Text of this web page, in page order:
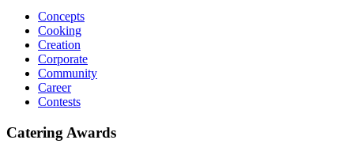
Concepts
Cooking
Creation
Corporate
Community
Career
Contests
Catering Awards